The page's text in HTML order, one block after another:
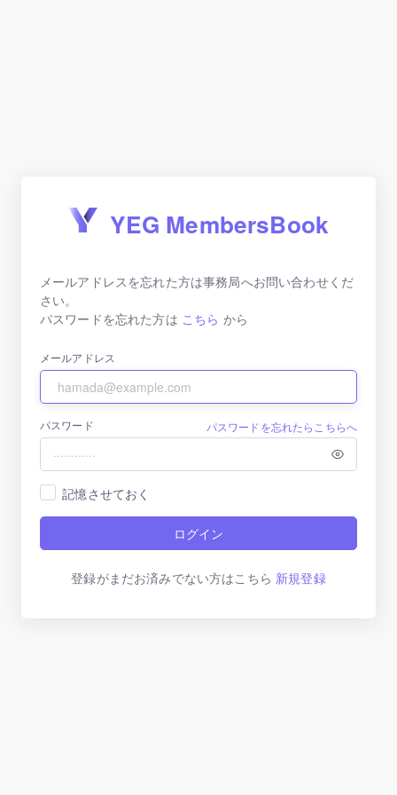
YEG MembersBook
メールアドレスを忘れた方は事務局へお問い合わせくだ
さい。
パスワードを忘れた方は こちら から
メールアドレス
パスワード パスワードを忘れたらこちらへ
記憶させておく
ログイン
登録がまだお済みでない方はこちら 新規登録